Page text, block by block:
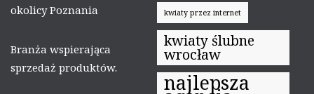
okolicy Poznania
Branża wspierająca
sprzedaż produktów.
kwiaty przez internet
kwiaty ślubne
wrocław
najlepsza